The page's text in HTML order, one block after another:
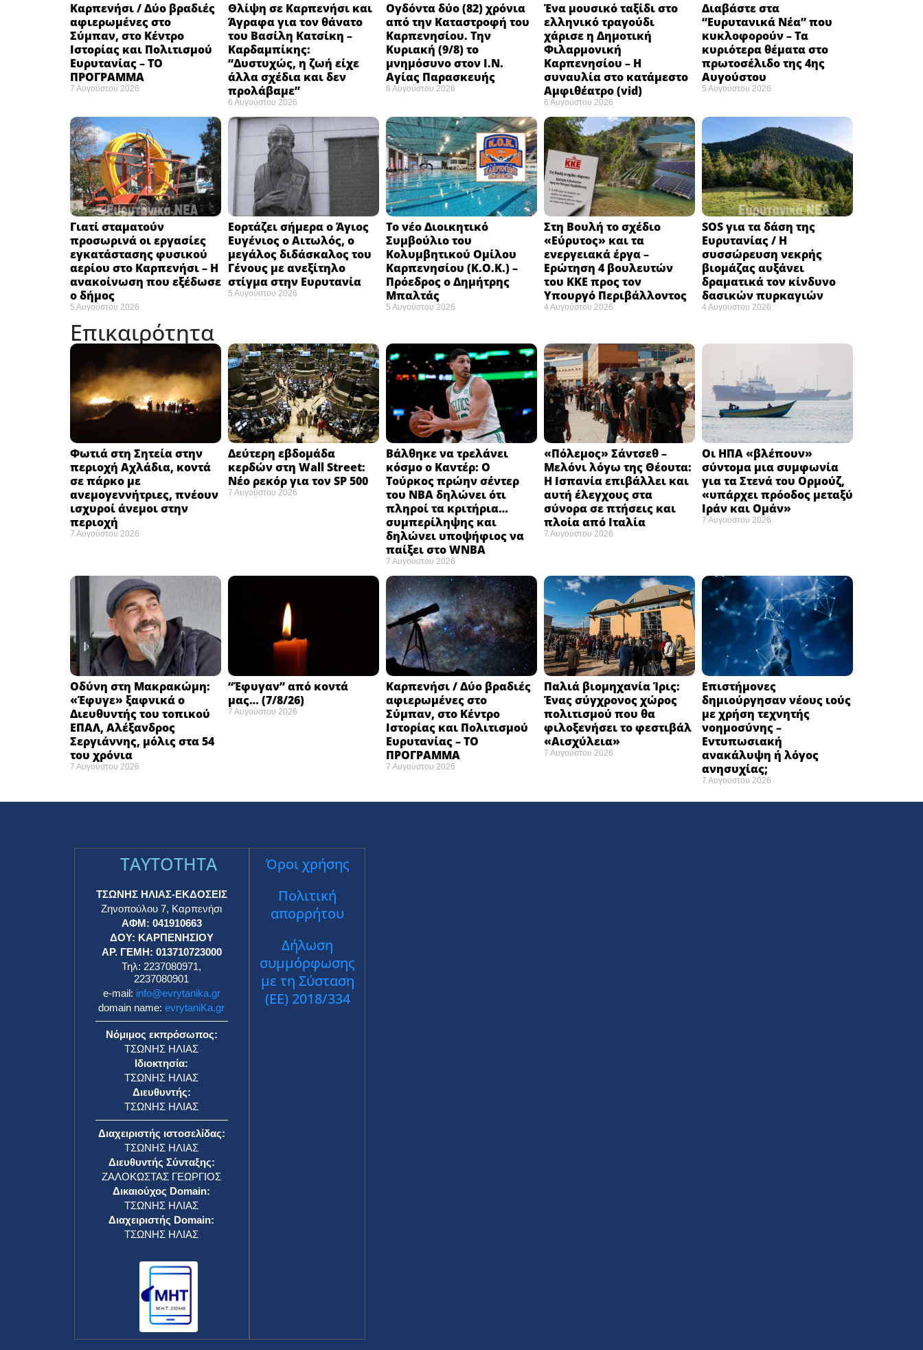
Καρπενήσι / Δύο βραδιές
αφιερωμένες στο
Σύμπαν, στο Κέντρο
Ιστορίας και Πολιτισμού
Ευρυτανίας – ΤΟ
ΠΡΟΓΡΑΜΜΑ
7 Αυγούστου 2026
Θλίψη σε Καρπενήσι και
Άγραφα για τον θάνατο
του Βασίλη Κατσίκη –
Καρδαμπίκης:
“Δυστυχώς, η ζωή είχε
άλλα σχέδια και δεν
προλάβαμε”
6 Αυγούστου 2026
Ογδόντα δύο (82) χρόνια
από την Καταστροφή του
Καρπενησίου. Την
Κυριακή (9/8) το
μνημόσυνο στον Ι.Ν.
Αγίας Παρασκευής
6 Αυγούστου 2026
Ένα μουσικό ταξίδι στο
ελληνικό τραγούδι
χάρισε η Δημοτική
Φιλαρμονική
Καρπενησίου – Η
συναυλία στο κατάμεστο
Αμφιθέατρο (vid)
6 Αυγούστου 2026
Διαβάστε στα
“Ευρυτανικά Νέα” που
κυκλοφορούν – Τα
κυριότερα θέματα στο
πρωτοσέλιδο της 4ης
Αυγούστου
5 Αυγούστου 2026
Γιατί σταματούν
προσωρινά οι εργασίες
εγκατάστασης φυσικού
αερίου στο Καρπενήσι – Η
ανακοίνωση που εξέδωσε
ο δήμος
5 Αυγούστου 2026
Εορτάζει σήμερα ο Άγιος
Ευγένιος ο Αιτωλός, ο
μεγάλος διδάσκαλος του
Γένους με ανεξίτηλο
στίγμα στην Ευρυτανία
5 Αυγούστου 2026
Το νέο Διοικητικό
Συμβούλιο του
Κολυμβητικού Ομίλου
Καρπενησίου (Κ.Ο.Κ.) –
Πρόεδρος ο Δημήτρης
Μπαλτάς
5 Αυγούστου 2026
Στη Βουλή το σχέδιο
«Εύρυτος» και τα
ενεργειακά έργα –
Ερώτηση 4 βουλευτών
του ΚΚΕ προς τον
Υπουργό Περιβάλλοντος
4 Αυγούστου 2026
SOS για τα δάση της
Ευρυτανίας / Η
συσσώρευση νεκρής
βιομάζας αυξάνει
δραματικά τον κίνδυνο
δασικών πυρκαγιών
4 Αυγούστου 2026
Επικαιρότητα
Φωτιά στη Σητεία στην
περιοχή Αχλάδια, κοντά
σε πάρκο με
ανεμογεννήτριες, πνέουν
ισχυροί άνεμοι στην
περιοχή
7 Αυγούστου 2026
Δεύτερη εβδομάδα
κερδών στη Wall Street:
Νέο ρεκόρ για τον SP 500
7 Αυγούστου 2026
Βάλθηκε να τρελάνει
κόσμο ο Καντέρ: Ο
Τούρκος πρώην σέντερ
του NBA δηλώνει ότι
πληροί τα κριτήρια…
συμπερίληψης και
δηλώνει υποψήφιος να
παίξει στο WNBA
7 Αυγούστου 2026
«Πόλεμος» Σάντσεθ –
Μελόνι λόγω της Θέουτα:
Η Ισπανία επιβάλλει και
αυτή έλεγχους στα
σύνορα σε πτήσεις και
πλοία από Ιταλία
7 Αυγούστου 2026
Οι ΗΠΑ «βλέπουν»
σύντομα μια συμφωνία
για τα Στενά του Ορμούζ,
«υπάρχει πρόοδος μεταξύ
Ιράν και Ομάν»
7 Αυγούστου 2026
Οδύνη στη Μακρακώμη:
«Έφυγε» ξαφνικά ο
Διευθυντής του τοπικού
ΕΠΑΛ, Αλέξανδρος
Σεργιάννης, μόλις στα 54
του χρόνια
7 Αυγούστου 2026
“Έφυγαν” από κοντά
μας… (7/8/26)
7 Αυγούστου 2026
Καρπενήσι / Δύο βραδιές
αφιερωμένες στο
Σύμπαν, στο Κέντρο
Ιστορίας και Πολιτισμού
Ευρυτανίας – ΤΟ
ΠΡΟΓΡΑΜΜΑ
7 Αυγούστου 2026
Παλιά βιομηχανία Ίρις:
Ένας σύγχρονος χώρος
πολιτισμού που θα
φιλοξενήσει το φεστιβάλ
«Αισχύλεια» ​
7 Αυγούστου 2026
Επιστήμονες
δημιούργησαν νέους ιούς
με χρήση τεχνητής
νοημοσύνης –
Εντυπωσιακή
ανακάλυψη ή λόγος
ανησυχίας; ​
7 Αυγούστου 2026
TAYTOTHTA
ΤΣΩΝΗΣ ΗΛΙΑΣ-ΕΚΔΟΣΕΙΣ
Ζηνοπούλου 7, Καρπενήσι
ΑΦΜ: 041910663
ΔΟΥ: ΚΑΡΠΕΝΗΣΙΟΥ
ΑΡ. ΓΕΜΗ: 013710723000
Τηλ: 2237080971,
2237080901
e-mail: info@evrytanika.gr
domain name:evrytaniKa.gr
Νόμιμος εκπρόσωπος:
ΤΣΩΝΗΣ ΗΛΙΑΣ
Ιδιοκτησία:
ΤΣΩΝΗΣ ΗΛΙΑΣ
Διευθυντής:
ΤΣΩΝΗΣ ΗΛΙΑΣ
Διαχειριστής ιστοσελίδας:
ΤΣΩΝΗΣ ΗΛΙΑΣ
Διευθυντής Σύνταξης:
ΖΑΛΟΚΩΣΤΑΣ ΓΕΩΡΓΙΟΣ
Δικαιούχος Domain:
ΤΣΩΝΗΣ ΗΛΙΑΣ
Διαχειριστής Domain:
ΤΣΩΝΗΣ ΗΛΙΑΣ
Όροι χρήσης
Πολιτική
απορρήτου
Δήλωση
συμμόρφωσης
με τη Σύσταση
(ΕΕ) 2018/334